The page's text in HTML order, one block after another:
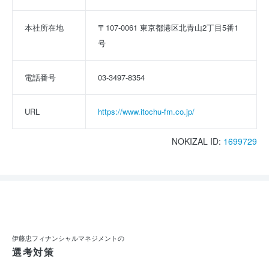
本社所在地
〒107-0061 東京都港区北青山2丁目5番1
号
電話番号 03-3497-8354
URL https://www.itochu-fm.co.jp/
NOKIZAL ID: 1699729
伊藤忠フィナンシャルマネジメントの
選考対策